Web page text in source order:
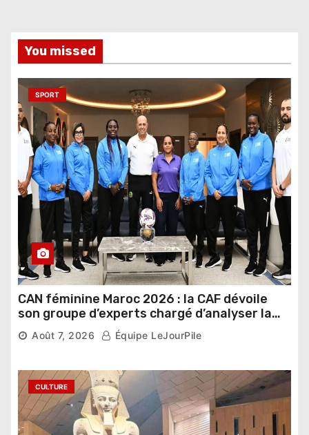
You missed
SPORT
CAN féminine Maroc 2026 : la CAF dévoile
son groupe d’experts chargé d’analyser la
compétition
Août 7, 2026 Équipe LeJourPile
CULTURE